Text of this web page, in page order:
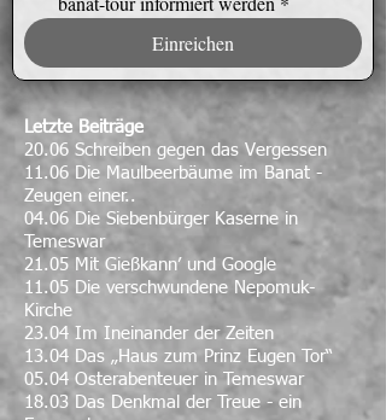
Einreichen
Letzte Beiträge
20.06 Schreiben gegen das Vergessen
11.06 Die Maulbeerbäume im Banat -
Zeugen einer..
04.06 Die Siebenbürger Kaserne in
Temeswar
21.05 Mit Gießkann’ und Google
11.05 Die verschwundene Nepomuk-
Kirche
23.04 Im Ineinander der Zeiten
13.04 Das „Haus zum Prinz Eugen Tor“
05.04 Osterabenteuer in Temeswar
18.03 Das Denkmal der Treue - ein